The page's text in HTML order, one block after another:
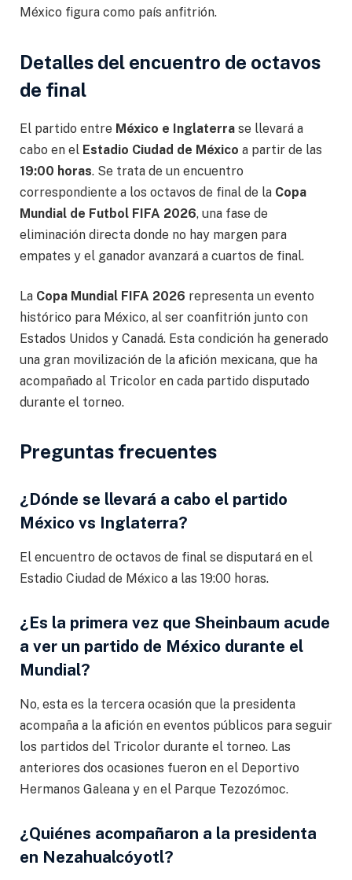
México figura como país anfitrión.
Detalles del encuentro de octavos
de final
El partido entre México e Inglaterra se llevará a
cabo en el Estadio Ciudad de México a partir de las
19:00 horas. Se trata de un encuentro
correspondiente a los octavos de final de la Copa
Mundial de Futbol FIFA 2026, una fase de
eliminación directa donde no hay margen para
empates y el ganador avanzará a cuartos de final.
La Copa Mundial FIFA 2026 representa un evento
histórico para México, al ser coanfitrión junto con
Estados Unidos y Canadá. Esta condición ha generado
una gran movilización de la afición mexicana, que ha
acompañado al Tricolor en cada partido disputado
durante el torneo.
Preguntas frecuentes
¿Dónde se llevará a cabo el partido
México vs Inglaterra?
El encuentro de octavos de final se disputará en el
Estadio Ciudad de México a las 19:00 horas.
¿Es la primera vez que Sheinbaum acude
a ver un partido de México durante el
Mundial?
No, esta es la tercera ocasión que la presidenta
acompaña a la afición en eventos públicos para seguir
los partidos del Tricolor durante el torneo. Las
anteriores dos ocasiones fueron en el Deportivo
Hermanos Galeana y en el Parque Tezozómoc.
¿Quiénes acompañaron a la presidenta
en Nezahualcóyotl?